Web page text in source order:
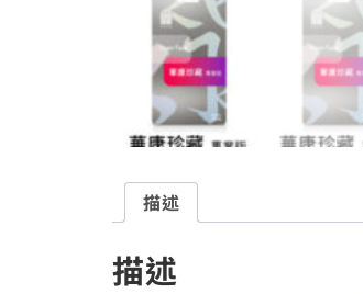
描述
描述